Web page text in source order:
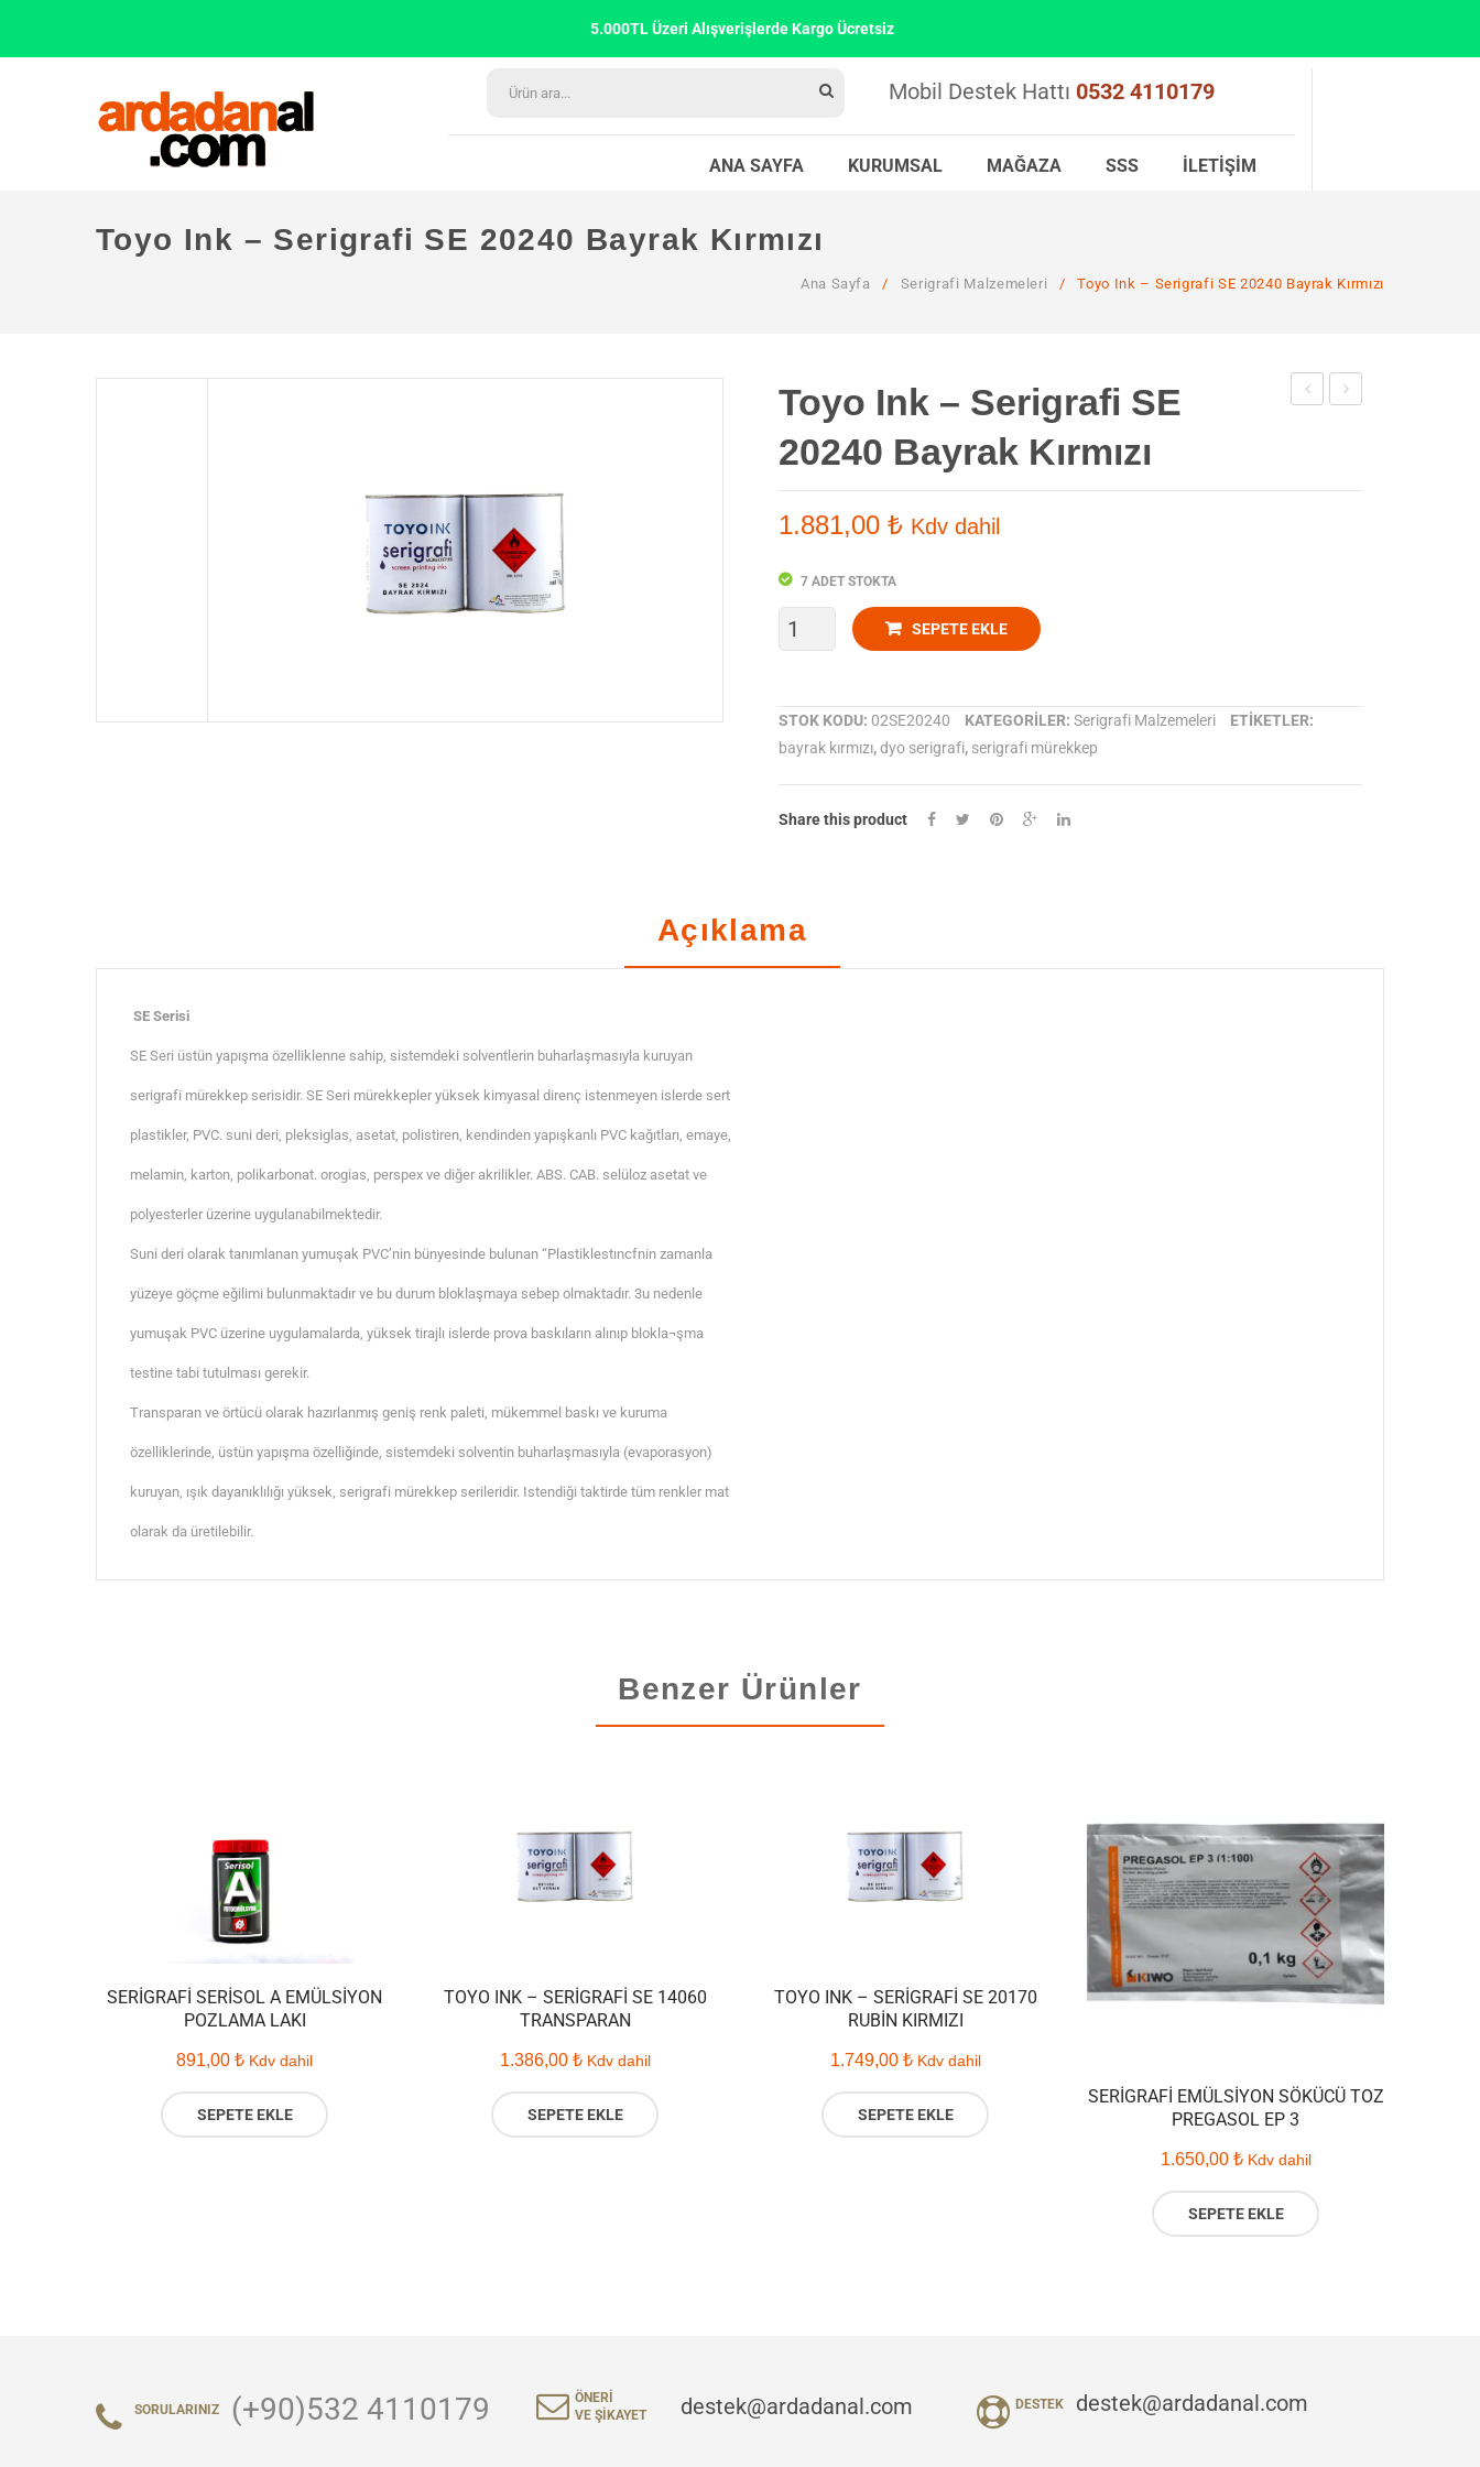
5.000TL Üzeri Alışverişlerde Kargo Ücretsiz
Mobil Destek Hattı 0532 4110179
ANA SAYFA KURUMSAL MAĞAZA SSS İLETIŞIM
Toyo Ink – Serigrafi SE 20240 Bayrak Kırmızı
Ana Sayfa / Serigrafi Malzemeleri / Toyo Ink – Serigrafi SE 20240 Bayrak Kırmızı
Toyo Ink – Serigrafi SE
20240 Bayrak Kırmızı
1.881,00 ₺ Kdv dahil
7 ADET STOKTA
Toyo
-
Serigrafi
Kırmızı
adet
SEPETE EKLE
STOK KODU: 02SE20240 KATEGORILER: Serigrafi Malzemeleri
ETIKETLER:
bayrak kırmızı,dyo serigrafi, serigrafi mürekkep
Share this product
Açıklama
SE Serisi
SE Seri üstün yapışma özelliklenne sahip, sistemdeki solventlerin buharlaşmasıyla kuruyan
serigrafi mürekkep serisidir. SE Seri mürekkepler yüksek kimyasal direnç istenmeyen islerde sert
plastikler, PVC. suni deri, pleksiglas, asetat, polistiren, kendinden yapışkanlı PVC kağıtları, emaye,
melamin, karton, polikarbonat. orogias, perspex ve diğer akrilikler. ABS. CAB. selüloz asetat ve
polyesterler üzerine uygulanabilmektedir.
Suni deri olarak tanımlanan yumuşak PVC’nin bünyesinde bulunan “Plastiklestıncfnin zamanla
yüzeye göçme eğilimi bulunmaktadır ve bu durum bloklaşmaya sebep olmaktadır. 3u nedenle
yumuşak PVC üzerine uygulamalarda, yüksek tirajlı islerde prova baskıların alınıp blokla¬şma
testine tabi tutulması gerekir.
Transparan ve örtücü olarak hazırlanmış geniş renk paleti, mükemmel baskı ve kuruma
özelliklerinde, üstün yapışma özelliğinde, sistemdeki solventin buharlaşmasıyla (evaporasyon)
kuruyan, ışık dayanıklılığı yüksek, serigrafi mürekkep serileridir. Istendiği taktirde tüm renkler mat
olarak da üretilebilir.
Benzer Ürünler
SERIGRAFI SERISOL A EMÜLSIYON
POZLAMA LAKI
891,00 ₺ Kdv dahil
SEPETE EKLE
TOYO INK – SERIGRAFI SE 14060
TRANSPARAN
1.386,00 ₺ Kdv dahil
SEPETE EKLE
TOYO INK – SERIGRAFI SE 20170
RUBIN KIRMIZI
1.749,00 ₺ Kdv dahil
SEPETE EKLE
SERIGRAFI EMÜLSIYON SÖKÜCÜ TOZ
PREGASOL EP 3
1.650,00 ₺ Kdv dahil
SEPETE EKLE
SORULARINIZ (+90)532 4110179
ÖNERI
VE ŞIKAYET
destek@ardadanal.com DESTEK destek@ardadanal.com